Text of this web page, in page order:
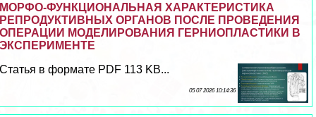
МОРФО-ФУНКЦИОНАЛЬНАЯ ХАРАКТЕРИСТИКА
РЕПРОДУКТИВНЫХ ОРГАНОВ ПОСЛЕ ПРОВЕДЕНИЯ
ОПЕРАЦИИ МОДЕЛИРОВАНИЯ ГЕРНИОПЛАСТИКИ В
ЭКСПЕРИМЕНТЕ
Статья в формате PDF 113 KB...
05 07 2026 10:14:36